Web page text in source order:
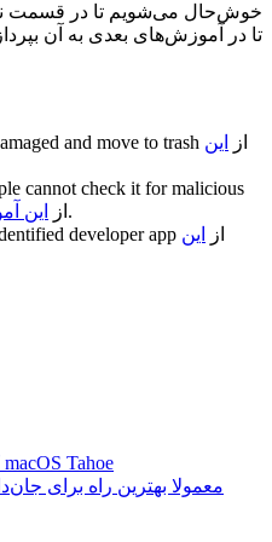
خوش‌حال می‌شویم تا در قسمت
تا در آموزش‌های بعدی به آن
and move to trash از
این
cannot check it for malicious
از این
استفاده کنید.
developer app از
این
کلین اینستال سیستم عامل macOS Tahoe
معمولا بهترین راه برای